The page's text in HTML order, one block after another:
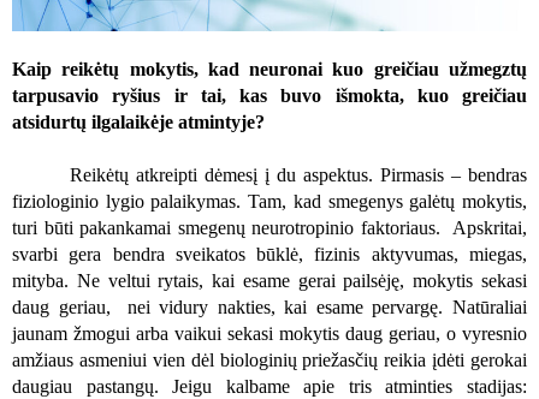
Kaip reikėtų mokytis, kad neuronai kuo greičiau užmegztų
tarpusavio ryšius ir tai, kas buvo išmokta, kuo greičiau
atsidurtų ilgalaikėje atmintyje?
Reikėtų atkreipti dėmesį į du aspektus. Pirmasis – bendras
fiziologinio lygio palaikymas. Tam, kad smegenys galėtų mokytis,
turi būti pakankamai smegenų neurotropinio faktoriaus. Apskritai,
svarbi gera bendra sveikatos būklė, fizinis aktyvumas, miegas,
mityba. Ne veltui rytais, kai esame gerai pailsėję, mokytis sekasi
daug geriau,
nei vidury nakties, kai esame pervargę. Natūraliai
jaunam žmogui arba vaikui sekasi mokytis daug geriau, o vyresnio
amžiaus asmeniui vien dėl biologinių priežasčių reikia įdėti gerokai
daugiau pastangų. Jeigu kalbame apie tris atminties stadijas: